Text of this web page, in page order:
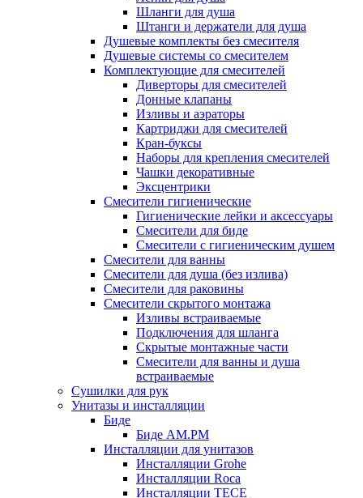
Шланги для душа
Штанги и держатели для душа
Душевые комплекты без смесителя
Душевые системы со смесителем
Комплектующие для смесителей
Диверторы для смесителей
Донные клапаны
Изливы и аэраторы
Картриджи для смесителей
Кран-буксы
Наборы для крепления смесителей
Чашки декоративные
Эксцентрики
Смесители гигиенические
Гигиенические лейки и аксессуары
Смесители для биде
Смесители с гигиеническим душем
Смесители для ванны
Смесители для душа (без излива)
Смесители для раковины
Смесители скрытого монтажа
Изливы встраиваемые
Подключения для шланга
Скрытые монтажные части
Смесители для ванны и душа
встраиваемые
Сушилки для рук
Унитазы и инсталляции
Биде
Биде AM.PM
Инсталляции для унитазов
Инсталляции Grohe
Инсталляции Roca
Инсталляции TECE